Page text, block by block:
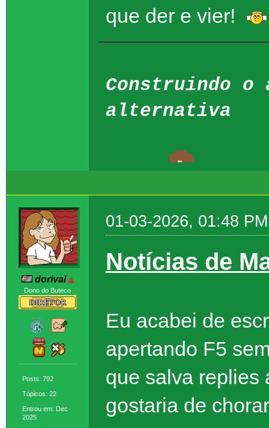
que der e vier!
Construindo o
alternativa
dorival
Dono do Buteco
Posts: 792
Tópicos: 22
Entrou em: Dec
2025
01-03-2026, 01:48 PM
Notícias de
Eu acabei de
apertando F5
que salva replies
gostaria de